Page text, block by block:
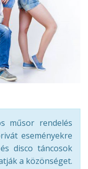
műsor rendelés
eseményekre
disco táncosok
a közönséget.